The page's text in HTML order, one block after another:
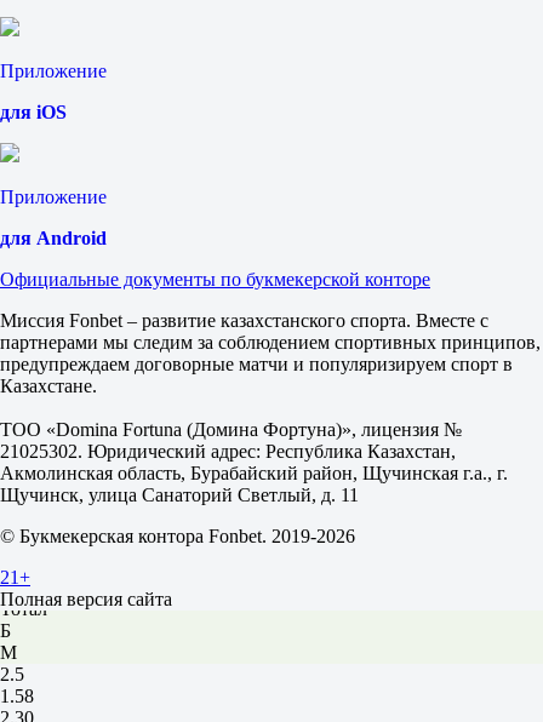
1.90
Тотал
Б
М
2.5
1.65
2.17
-
17 августа в 04:00
4.50
1X
12
X2
2.50
1.12
Фора
1
2
1.98
1.78
Тотал
Б
М
2.5
1.58
2.30
Приложение
для iOS
Приложение
для Android
Официальные документы по букмекерской конторе
Миссия Fonbet – развитие казахстанского спорта. Вместе с
партнерами мы следим за соблюдением спортивных принципов,
предупреждаем договорные матчи и популяризируем спорт в
Казахстане.
ТОО «Domina Fortuna (Домина Фортуна)», лицензия №
21025302. Юридический адрес: Республика Казахстан,
Акмолинская область, Бурабайский район, Щучинская г.а., г.
Щучинск, улица Санаторий Светлый, д. 11
© Букмекерская контора Fonbet. 2019-2026
21+
Полная версия сайта